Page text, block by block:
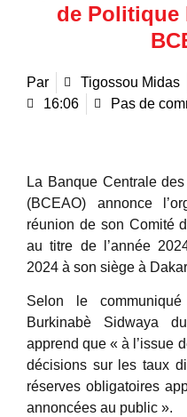
de Politique
Par Tigossou Midas
16:06
Pas de
La Banque Centrale
(BCEAO) annonce
réunion de son Comité
au titre de l’année
2024 à son siège à
Selon le
Burkinabè Sidwaya
apprend que « à l’issue
décisions sur les taux
réserves obligatoires
annoncées au public ».